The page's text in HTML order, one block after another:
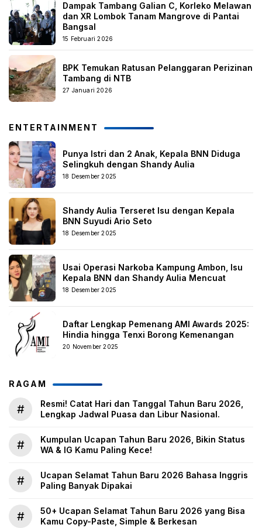
Dampak Tambang Galian C, Korleko Melawan
dan XR Lombok Tanam Mangrove di Pantai
Bangsal
15 Februari 2026
BPK Temukan Ratusan Pelanggaran Perizinan
Tambang di NTB
27 Januari 2026
ENTERTAINMENT
Punya Istri dan 2 Anak, Kepala BNN Diduga
Selingkuh dengan Shandy Aulia
18 Desember 2025
Shandy Aulia Terseret Isu dengan Kepala
BNN Suyudi Ario Seto
18 Desember 2025
Usai Operasi Narkoba Kampung Ambon, Isu
Kepala BNN dan Shandy Aulia Mencuat
18 Desember 2025
Daftar Lengkap Pemenang AMI Awards 2025:
Hindia hingga Tenxi Borong Kemenangan
20 November 2025
RAGAM
#
Resmi! Catat Hari dan Tanggal Tahun Baru 2026,
Lengkap Jadwal Puasa dan Libur Nasional.
#
Kumpulan Ucapan Tahun Baru 2026, Bikin Status
WA & IG Kamu Paling Kece!
#
Ucapan Selamat Tahun Baru 2026 Bahasa Inggris
Paling Banyak Dipakai
#
50+ Ucapan Selamat Tahun Baru 2026 yang Bisa
Kamu Copy-Paste, Simple & Berkesan